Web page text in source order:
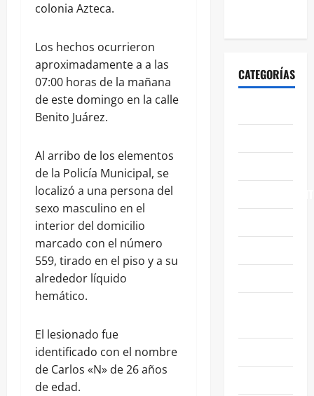
colonia Azteca.
Los hechos ocurrieron
aproximadamente a a las
07:00 horas de la mañana
de este domingo en la calle
Benito Juárez.
Al arribo de los elementos
de la Policía Municipal, se
localizó a una persona del
sexo masculino en el
interior del domicilio
marcado con el número
559, tirado en el piso y a su
alrededor líquido
hemático.
El lesionado fue
identificado con el nombre
de Carlos «N» de 26 años
de edad.
CATEGORÍAS